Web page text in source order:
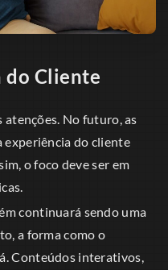
do Cliente
No futuro, as
experiência do cliente
o foco deve ser em
continuará sendo uma
a forma como o
Conteúdos interativos,